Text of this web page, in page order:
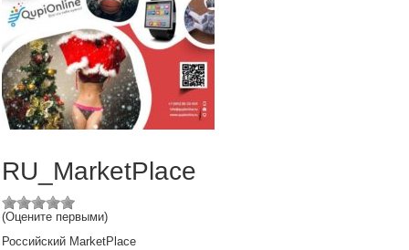
RU_MarketPlace
(Оцените первыми)
Российский MarketPlace